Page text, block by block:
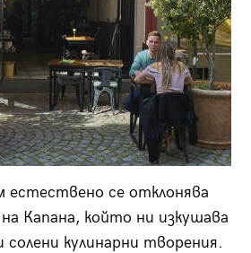
се отклонява
Капана, който ни изкушава
солени кулинарни творения.